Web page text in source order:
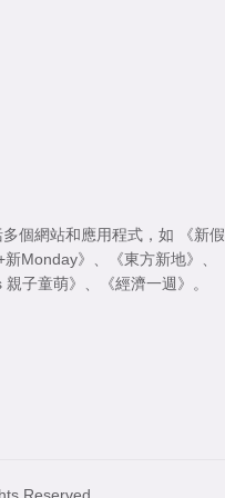
個網站和應用程式，如
《新假
新Monday》 《東方新地》
親子童萌》 《經濟一週》 。
Reserved